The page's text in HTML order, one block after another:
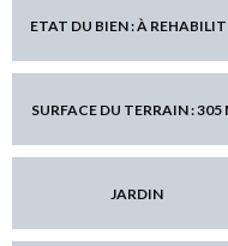
ETAT DU BIEN : À
SURFACE DU TERRAIN : 305
JARDIN